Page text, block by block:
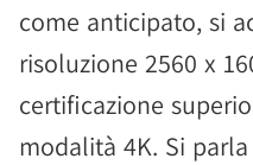
come anticipato, si
risoluzione 2560 x
certificazione
modalità 4K. Si